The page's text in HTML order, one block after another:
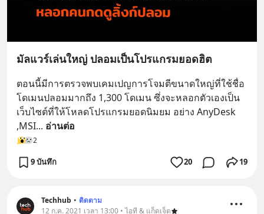
มัลแวร์เล่นใหญ่ ปลอมเป็นโปรแกรมยอดฮิต
ตอนนี้มีการตรวจพบเคมเปญการโจมตีขนาดใหญ่ที่ใช้ชื่อ
โดเมนปลอมมากถึง 1,300 โดเมน ซึ่งจะหลอกตัวเองเป็น
เว็บไซต์ที่ให้โหลดโปรแกรมยอดนิมยม อย่าง AnyDesk
,MSI... อ่านต่อ
2
9 บันทึก 20 19
Techhub • ติดตาม
12 ก.ค. 2021 เวลา 13:00 • ไอที & แก็ดเจ็ต